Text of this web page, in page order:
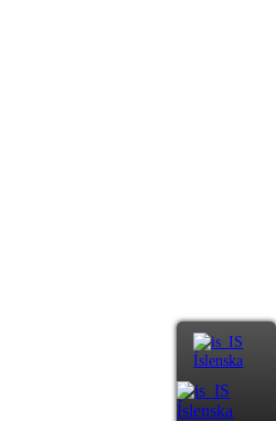
Íslenska
Íslenska